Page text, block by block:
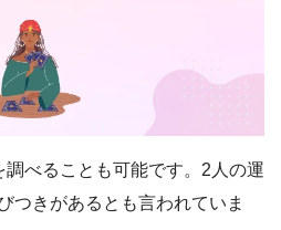
べることも可能です。2人の運
つきがあるとも言われていま